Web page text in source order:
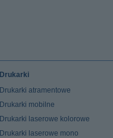
Drukarki
Drukarki atramentowe
Drukarki mobilne
Drukarki laserowe kolorowe
Drukarki laserowe mono